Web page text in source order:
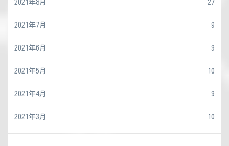
2021年8月 27
2021年7月 9
2021年6月 9
2021年5月 10
2021年4月 9
2021年3月 10